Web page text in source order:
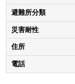
避難所分類
災害耐性
住所
電話